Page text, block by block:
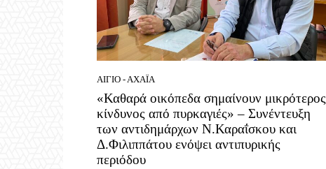
ΑΊΓΙΟ - ΑΧΑΪ́Α
«Καθαρά οικόπεδα σημαίνουν μικρότερος
κίνδυνος από πυρκαγιές» – Συνέντευξη
των αντιδημάρχων Ν.Καραΐσκου και
Δ.Φιλιππάτου ενόψει αντιπυρικής
περιόδου